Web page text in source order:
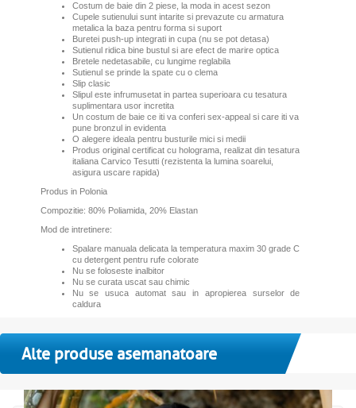
Costum de baie din 2 piese, la moda in acest sezon
Cupele sutienului sunt intarite si prevazute cu armatura
metalica la baza pentru forma si suport
Buretei push-up integrati in cupa (nu se pot detasa)
Sutienul ridica bine bustul si are efect de marire optica
Bretele nedetasabile, cu lungime reglabila
Sutienul se prinde la spate cu o clema
Slip clasic
Slipul este infrumusetat in partea superioara cu tesatura
suplimentara usor incretita
Un costum de baie ce iti va conferi sex-appeal si care iti va
pune bronzul in evidenta
O alegere ideala pentru busturile mici si medii
Produs original certificat cu holograma, realizat din tesatura
italiana Carvico Tesutti (rezistenta la lumina soarelui,
asigura uscare rapida)
Produs in Polonia
Compozitie: 80% Poliamida, 20% Elastan
Mod de intretinere:
Spalare manuala delicata la temperatura maxim 30 grade C
cu detergent pentru rufe colorate
Nu se foloseste inalbitor
Nu se curata uscat sau chimic
Nu se usuca automat sau in apropierea surselor de
caldura
Alte produse asemanatoare